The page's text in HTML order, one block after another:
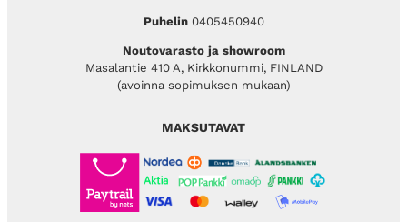
Puhelin 0405450940
Noutovarasto ja showroom
Masalantie 410 A, Kirkkonummi, FINLAND
(avoinna sopimuksen mukaan)
MAKSUTAVAT